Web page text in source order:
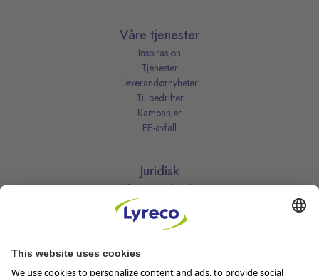
Våre tjenester
Inspirasjon
Tjenester
Leverandørnyheter
Til bedrifter
Kampanjer
EE-avfall
Juridisk
Informasjonskapsler
Kjøpsbetingelser
Personvernerklæring
Vilkår
Vilkår for kundeklubben